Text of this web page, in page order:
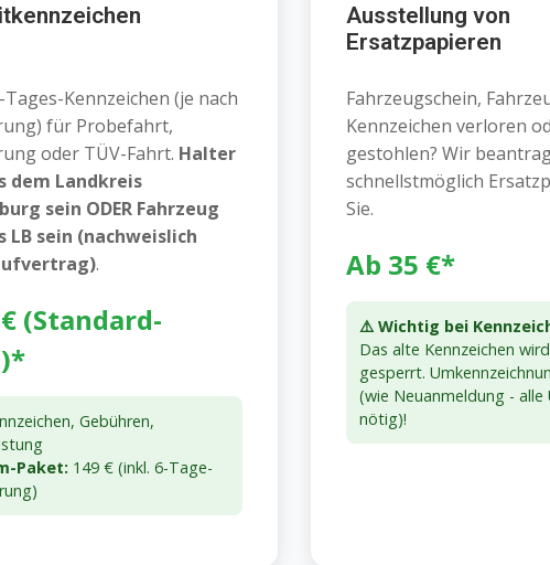
Kennzeichen (je nach
für Probefahrt,
oder TÜV-Fahrt. Halter
dem Landkreis
sein ODER Fahrzeug
LB sein (nachweislich
.
(Standard-
Gebühren,
Paket: 149 € (inkl. 6-Tage-
Ausstellung von
Ersatzpapieren
Fahrzeugschein,
Kennzeichen verloren
gestohlen? Wir
schnellstmöglich
Sie.
Ab 35 €*
⚠️ Wichtig bei
Das alte Kennzeichen
gesperrt.
(wie Neuanmeldung - alle
nötig)!